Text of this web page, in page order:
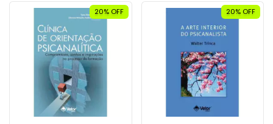
20% OFF 20% OFF